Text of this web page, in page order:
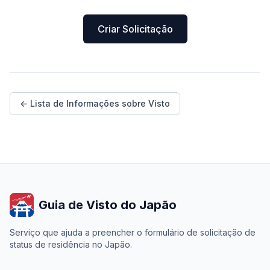
Criar Solicitação
← Lista de Informações sobre Visto
Guia de Visto do Japão
Serviço que ajuda a preencher o formulário de solicitação de
status de residência no Japão.